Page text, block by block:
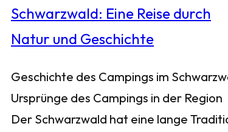
Geschichte des Campings im
Ursprünge des Campings in der Region
Der Schwarzwald hat eine lange